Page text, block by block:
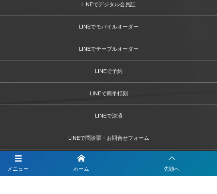
メニュー ホーム 先頭へ
LINEでデジタル会員証
LINEでモバイルオーダー
LINEでテーブルオーダー
LINEで予約
LINEで簡単打刻
LINEで決済
LINEで問診票・お問合せフォーム
LINEを活用した採用活動